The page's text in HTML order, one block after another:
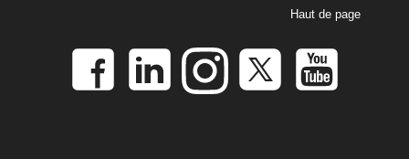
Haut de page